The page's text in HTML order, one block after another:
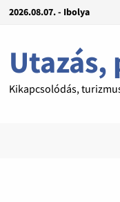
2026.08.07. - Ibolya
Utazás,
Kikapcsolódás,